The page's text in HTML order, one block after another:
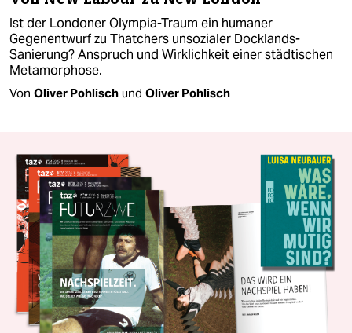
Ist der Londoner Olympia-Traum ein humaner
Gegenentwurf zu Thatchers unsozialer Docklands-
Sanierung? Anspruch und Wirklichkeit einer städtischen
Metamorphose.
Von Oliver Pohlisch und Oliver Pohlisch